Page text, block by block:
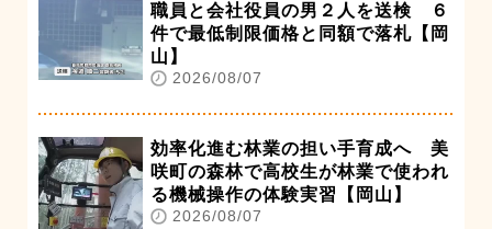
職員と会社役員の男２人を送検 ６
件で最低制限価格と同額で落札【岡
山】
2026/08/07
効率化進む林業の担い手育成へ 美
咲町の森林で高校生が林業で使われ
る機械操作の体験実習【岡山】
2026/08/07